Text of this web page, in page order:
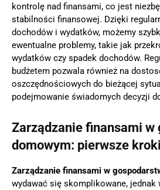
kontrolę nad finansami, co jest
stabilności finansowej. Dzięki
dochodów i wydatków, możemy
ewentualne problemy, takie jak
wydatków czy spadek dochodów.
budżetem pozwala również na
oszczędnościowych do bieżącej
podejmowanie świadomych decyzji
Zarządzanie finansami w
domowym: pierwsze kroki
Zarządzanie finansami w
wydawać się skomplikowane, jednak